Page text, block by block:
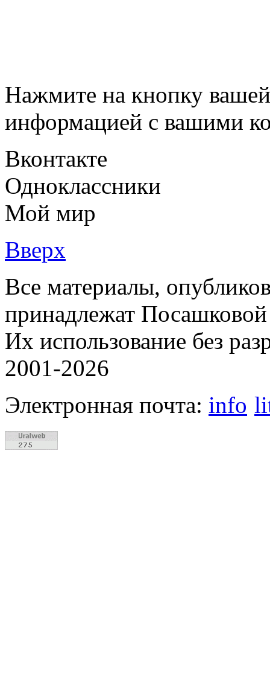
Нажмите на кнопку
информацией с вашими
Вконтакте
Одноклассники
Мой мир
Вверх
Все материалы,
принадлежат
Их использование без
2001-2026
Электронная почта: info